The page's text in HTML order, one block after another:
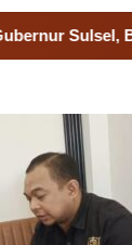
Sulsel,